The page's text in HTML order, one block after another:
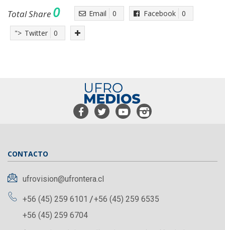
Total Share 0 Email 0 Facebook 0
"> Twitter 0
CONTACTO
ufrovision@ufrontera.cl
+56 (45) 259 6101
+56 (45) 259 6535
+56 (45) 259 6704